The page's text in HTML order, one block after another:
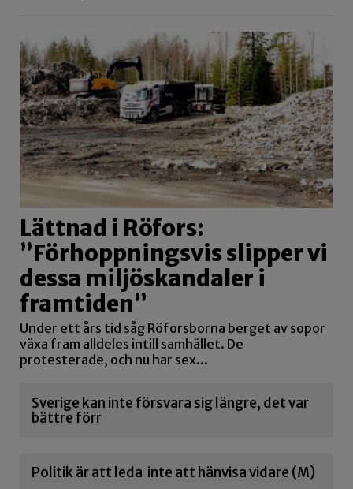
Lättnad i Röfors:
”Förhoppningsvis slipper vi
dessa miljöskandaler i
framtiden”
Under ett års tid såg Röforsborna berget av sopor
växa fram alldeles intill samhället. De
protesterade, och nu har sex...
Sverige kan inte försvara sig längre, det var
bättre förr
Politik är att leda inte att hänvisa vidare (M)